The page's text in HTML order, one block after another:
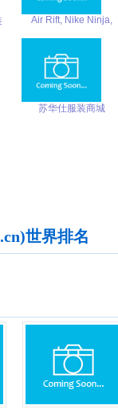
Air Rift, Nike Ninja,
苏华仕服装商城
世界排名